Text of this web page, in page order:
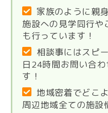
家族のように親
施設への見学同行や
も行っています！
相談事にはスピ
日24時間お問い合
す！
地域密着でどこ
周辺地域全ての施設